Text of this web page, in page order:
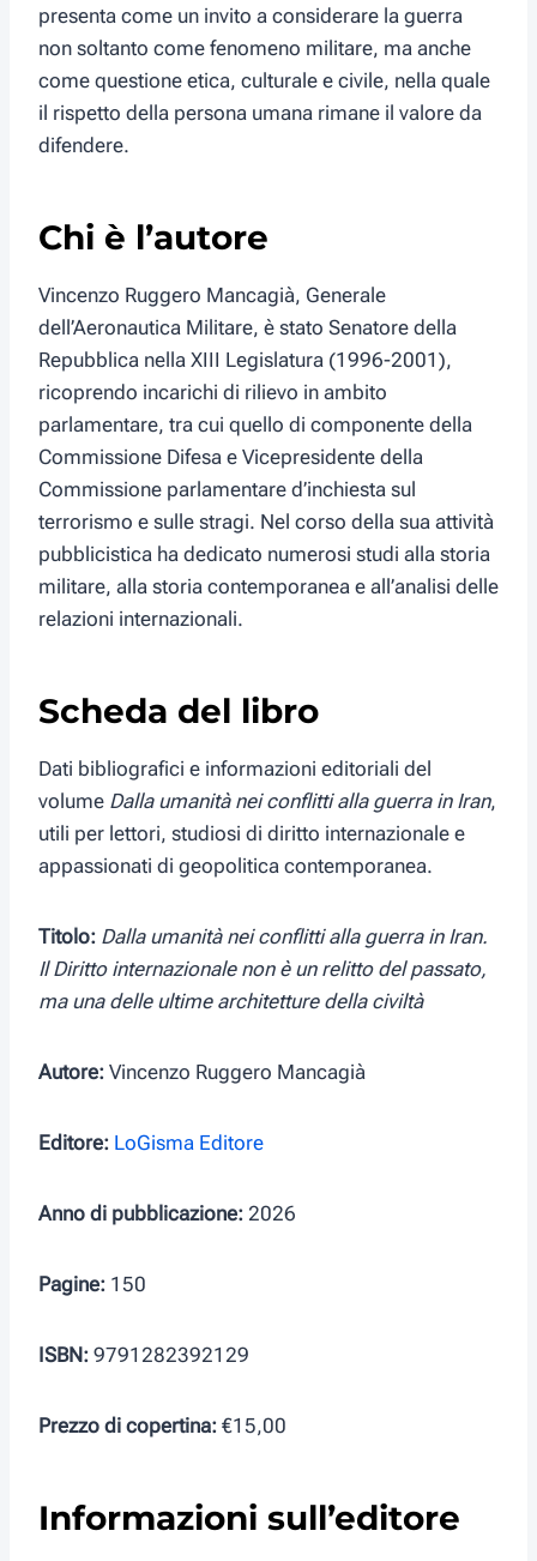
presenta come un invito a considerare la guerra
non soltanto come fenomeno militare, ma anche
come questione etica, culturale e civile, nella quale
il rispetto della persona umana rimane il valore da
difendere.
Chi è l’autore
Vincenzo Ruggero Mancagià, Generale
dell’Aeronautica Militare, è stato Senatore della
Repubblica nella XIII Legislatura (1996-2001),
ricoprendo incarichi di rilievo in ambito
parlamentare, tra cui quello di componente della
Commissione Difesa e Vicepresidente della
Commissione parlamentare d’inchiesta sul
terrorismo e sulle stragi. Nel corso della sua attività
pubblicistica ha dedicato numerosi studi alla storia
militare, alla storia contemporanea e all’analisi delle
relazioni internazionali.
Scheda del libro
Dati bibliografici e informazioni editoriali del
volume Dalla umanità nei conflitti alla guerra in Iran,
utili per lettori, studiosi di diritto internazionale e
appassionati di geopolitica contemporanea.
Titolo: Dalla umanità nei conflitti alla guerra in Iran.
Il Diritto internazionale non è un relitto del passato,
ma una delle ultime architetture della civiltà
Autore: Vincenzo Ruggero Mancagià
Editore: LoGisma Editore
Anno di pubblicazione: 2026
Pagine: 150
ISBN: 9791282392129
Prezzo di copertina: €15,00
Informazioni sull’editore